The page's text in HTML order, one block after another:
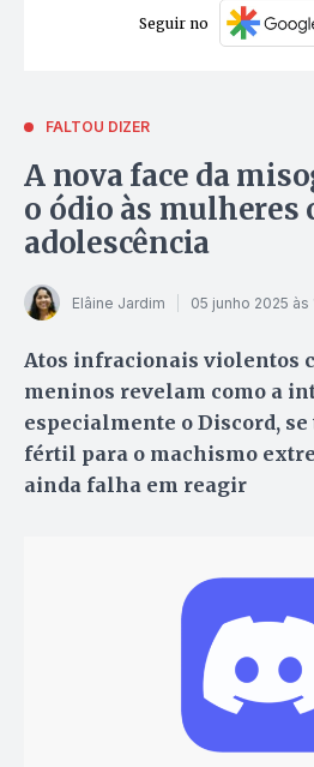
Seguir no
FALTOU DIZER
A nova face da
o ódio às mulheres
adolescência
Elâine Jardim 05 junho 2025 às
Atos infracionais violentos
meninos revelam como a
especialmente o Discord,
fértil para o machismo
ainda falha em reagir